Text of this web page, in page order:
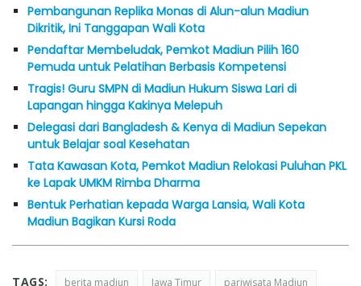
Pembangunan Replika Monas di Alun-alun Madiun
Dikritik, Ini Tanggapan Wali Kota
Pendaftar Membeludak, Pemkot Madiun Pilih 160
Pemuda untuk Pelatihan Berbasis Kompetensi
Tragis! Guru SMPN di Madiun Hukum Siswa Lari di
Lapangan hingga Kakinya Melepuh
Delegasi dari Bangladesh & Kenya di Madiun Sepekan
untuk Belajar soal Kesehatan
Tata Kawasan Kota, Pemkot Madiun Relokasi Puluhan PKL
ke Lapak UMKM Rimba Dharma
Bentuk Perhatian kepada Warga Lansia, Wali Kota
Madiun Bagikan Kursi Roda
TAGS: berita madiun Jawa Timur pariwisata Madiun